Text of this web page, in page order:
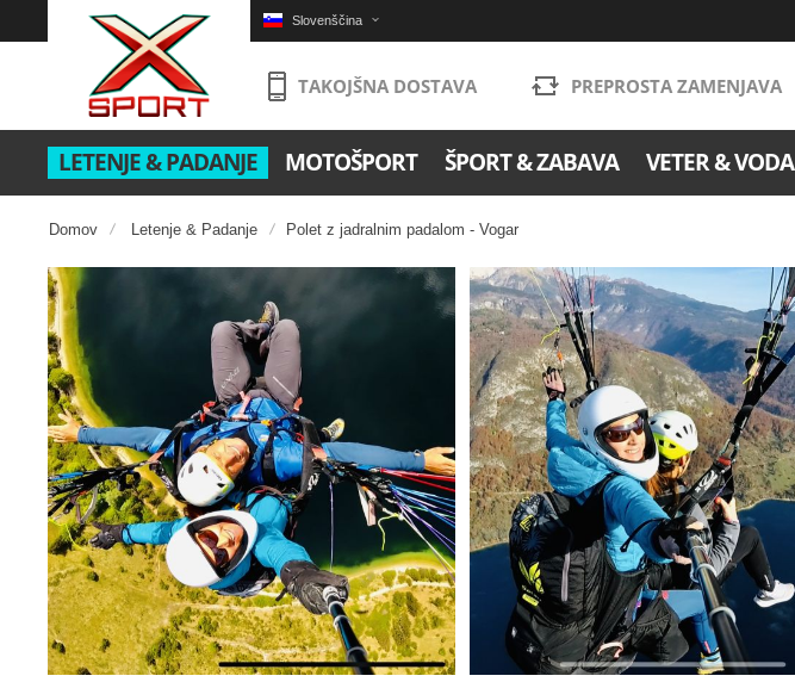
Slovenščina
TAKOJŠNA DOSTAVA PREPROSTA ZAMENJAVA
LETENJE & PADANJE MOTOŠPORT ŠPORT & ZABAVA VETER & VODA
Domov Letenje & Padanje Polet z jadralnim padalom - Vogar
Pojdi
na
konec
galerije
slik